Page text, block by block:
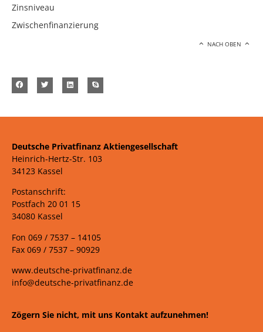
Zinsniveau
Zwischenfinanzierung
NACH OBEN
Deutsche Privatfinanz Aktiengesellschaft
Heinrich-Hertz-Str. 103
34123 Kassel
Postanschrift:
Postfach 20 01 15
34080 Kassel
Fon 069 / 7537 – 14105
Fax 069 / 7537 – 90929
www.deutsche-privatfinanz.de
info@deutsche-privatfinanz.de
Zögern Sie nicht, mit uns Kontakt aufzunehmen!